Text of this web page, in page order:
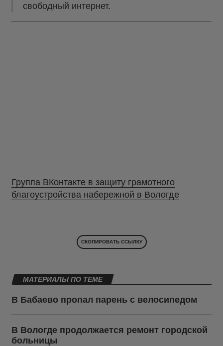
свободный интернет.
Группа ВКонтакте в защиту грамотного
благоустройства набережной в Вологде
СКОПИРОВАТЬ ССЫЛКУ
МАТЕРИАЛЫ ПО ТЕМЕ
В Бабаево пропал парень с велосипедом
В Вологде продолжается ремонт городской
больницы